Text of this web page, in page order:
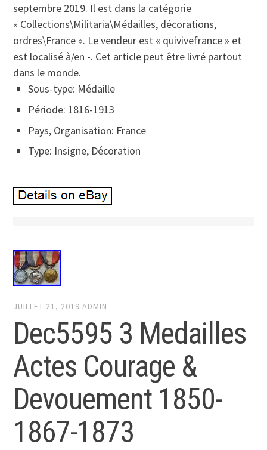
septembre 2019. Il est dans la catégorie
« Collections\Militaria\Médailles, décorations,
ordres\France ». Le vendeur est « quivivefrance » et
est localisé à/en -. Cet article peut être livré partout
dans le monde.
Sous-type: Médaille
Période: 1816-1913
Pays, Organisation: France
Type: Insigne, Décoration
JUILLET 21, 2019 ADMIN
Dec5595 3 Medailles
Actes Courage &
Devouement 1850-
1867-1873